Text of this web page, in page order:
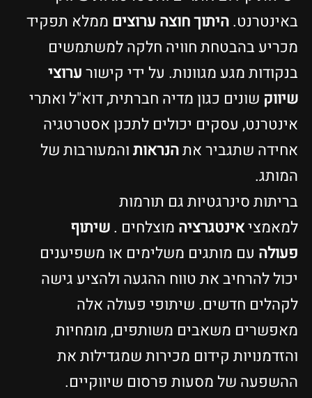
באינטרנט.היתוך חוצה ערוצים ממלא תפקיד
מכריע בהבטחת חוויה חלקה למשתמשים
בנקודות מגע מגוונות. על ידי קישורערוצי
שיווק שונים כגון מדיה חברתית, דוא"ל ואתרי
אינטרנט, עסקים יכולים לתכנן אסטרטגיה
אחידה שתגביר אתהנראותוהמעורבות של
המותג.
בריתות סינרגטיות גם תורמות
למאמציאינטגרציה מוצלחים .שיתוף
פעולה עם מותגים משלימים או משפיענים
יכול להרחיב את טווח ההגעה ולהציע גישה
לקהלים חדשים. שיתופי פעולה אלה
מאפשרים משאבים משותפים, מומחיות
והזדמנויות קידום מכירות שמגדילות את
ההשפעה של מסעות פרסום שיווקיים.